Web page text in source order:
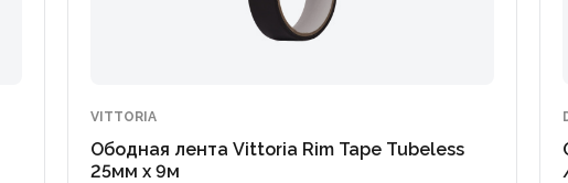
VITTORIA
Ободная лента Vittoria Rim Tape Tubeless
25мм x 9м